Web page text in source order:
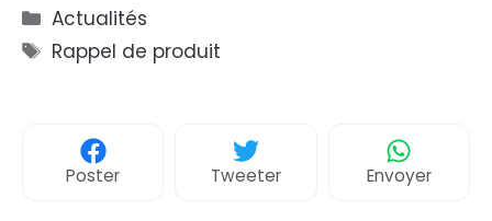
Catégories
Actualités
Étiquettes
Rappel de produit
Poster Tweeter Envoyer